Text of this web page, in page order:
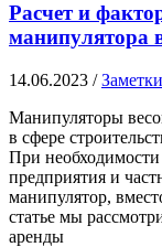
Расчет и
манипулятора
14.06.2023 /
Манипуляторы
в сфере
При
предприятия и
манипулятор,
статье мы
аренды